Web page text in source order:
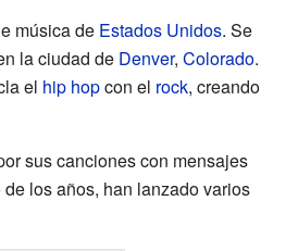
música de Estados Unidos. Se
la ciudad de Denver, Colorado.
el hip hopcon el rock, creando
sus canciones con mensajes
los años, han lanzado varios